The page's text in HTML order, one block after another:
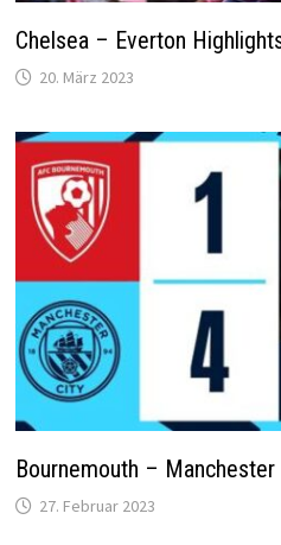
Chelsea – Everton
20. März 2023
Bournemouth –
27. Februar 2023